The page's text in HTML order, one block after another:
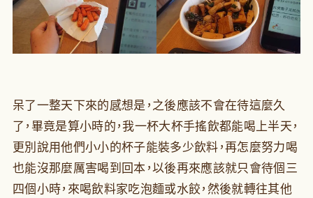
呆了一整天下來的感想是，之後應該不會在待這麼久
了，畢竟是算小時的，我一杯大杯手搖飲都能喝上半天，
更別說用他們小小的杯子能裝多少飲料，再怎麼努力喝
也能沒那麼厲害喝到回本，以後再來應該就只會待個三
四個小時，來喝飲料家吃泡麵或水餃，然後就轉往其他